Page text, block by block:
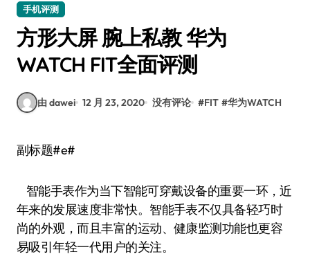
手机评测
方形大屏 腕上私教 华为
WATCH FIT全面评测
由 dawei 12 月 23, 2020 没有评论 #FIT #华为WATCH
副标题#e#
智能手表作为当下智能可穿戴设备的重要一环，近
年来的发展速度非常快。智能手表不仅具备轻巧时
尚的外观，而且丰富的运动、健康监测功能也更容
易吸引年轻一代用户的关注。